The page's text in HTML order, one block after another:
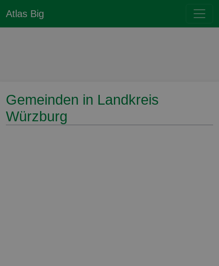
Atlas Big
Gemeinden in Landkreis
Würzburg